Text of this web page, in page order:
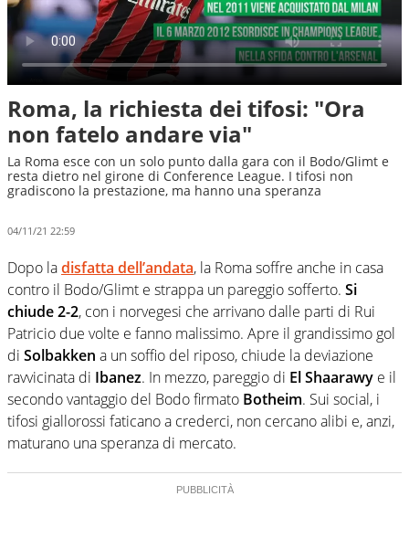
Roma, la richiesta dei tifosi: "Ora
non fatelo andare via"
La Roma esce con un solo punto dalla gara con il Bodo/Glimt e
resta dietro nel girone di Conference League. I tifosi non
gradiscono la prestazione, ma hanno una speranza
04/11/21 22:59
Dopo ladisfatta dell’andata, la Roma soffre anche in casa
contro il Bodo/Glimt e strappa un pareggio sofferto. Si
chiude 2-2, con i norvegesi che arrivano dalle parti di Rui
Patricio due volte e fanno malissimo. Apre il grandissimo gol
di Solbakken a un soffio del riposo, chiude la deviazione
ravvicinata di Ibanez. In mezzo, pareggio di El Shaarawy e il
secondo vantaggio del Bodo firmato Botheim. Sui social, i
tifosi giallorossi faticano a crederci, non cercano alibi e, anzi,
maturano una speranza di mercato.